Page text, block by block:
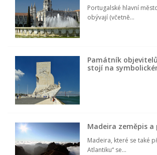
Portugalské hlavní
obývají (včetně...
Památník
stojí na
Madeira zeměpis a
Madeira, které se také
Atlantiku“ se...